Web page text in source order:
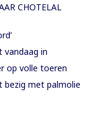
CHOTELAL
vandaag in
op volle toeren
bezig met palmolie